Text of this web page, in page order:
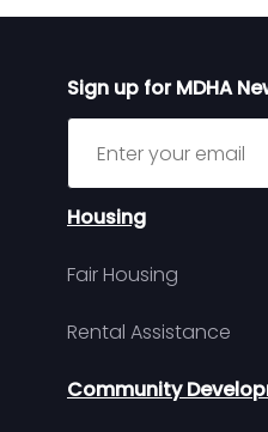
Sign up for MDHA
Sign up for MDHA
Housing
Fair Housing
Rental Assistance
Community